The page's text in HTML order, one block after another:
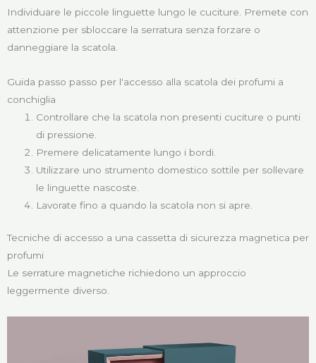
Individuare le piccole linguette lungo le cuciture. Premete con
attenzione per sbloccare la serratura senza forzare o
danneggiare la scatola.
Guida passo passo per l'accesso alla scatola dei profumi a
conchiglia
Controllare che la scatola non presenti cuciture o punti
di pressione.
Premere delicatamente lungo i bordi.
Utilizzare uno strumento domestico sottile per sollevare
le linguette nascoste.
Lavorate fino a quando la scatola non si apre.
Tecniche di accesso a una cassetta di sicurezza magnetica per
profumi
Le serrature magnetiche richiedono un approccio
leggermente diverso.